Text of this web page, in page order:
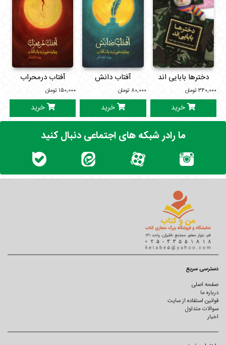
دخترها بابایی اند
۳۴۰,۰۰۰ تومان
خرید
آفتاب دانش
۸۰,۰۰۰ تومان
خرید
آفتاب درمحراب
۱۵۰,۰۰۰ تومان
خرید
ما رادر شبکه های اجتماعی دنبال کنید
دسترسی سریع
صفحه اصلی
درباره ما
قوانین استفاده از سایت
سوالات متداول
اخبار